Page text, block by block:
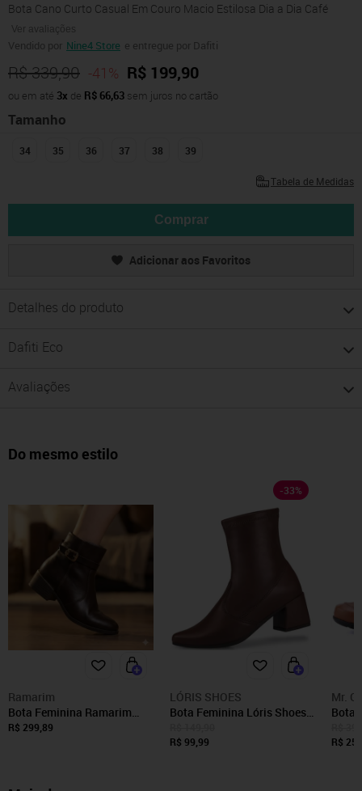
Bota Cano Curto Casual Em Couro Macio Estilosa Dia a Dia Café
Ver avaliações
Vendido por Nine4 Store e entregue por Dafiti
R$ 339,90 -41% R$ 199,90
ou em até 3x de R$ 66,63 sem juros no cartão
Tamanho
34 35 36 37 38 39
Tabela de Medidas
Comprar
Adicionar aos Favoritos
Detalhes do produto
Dafiti Eco
Avaliações
Do mesmo estilo
Ramarim
Bota Feminina Ramarim
Cano Curto Couro Café
R$ 299,89
-33%
LÓRIS SHOES
Bota Feminina Lóris Shoes
Salto Grosso e Bico Fino
R$ 99,99
Mr.
Bota
R$